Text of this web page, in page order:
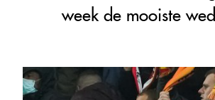
week de mooiste